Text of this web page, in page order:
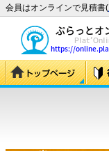
会員はオンラインで見積書(